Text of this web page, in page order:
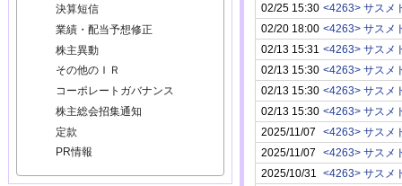
02/25 15:30 <4263> サスメ
02/20 18:00 <4263> サスメ
02/13 15:31 <4263> サスメ
02/13 15:30 <4263> サスメ
02/13 15:30 <4263> サスメ
02/13 15:30 <4263> サスメ
2025/11/07
<4263> サスメ
2025/11/07
<4263> サスメ
2025/10/31
<4263> サスメ
決算短信
業績・配当予想修正
株主異動
その他のＩＲ
コーポレートガバナンス
株主総会招集通知
定款
PR情報